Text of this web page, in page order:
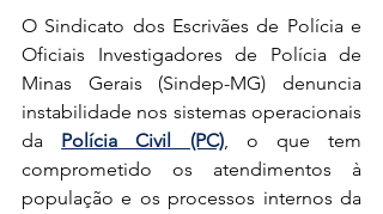
O Sindicato dos Escrivães de Polícia e
Oficiais Investigadores de Polícia de
Minas Gerais (Sindep-MG) denuncia
instabilidade nos sistemas operacionais
da Polícia Civil (PC), o que tem
comprometido os atendimentos à
população e os processos internos da